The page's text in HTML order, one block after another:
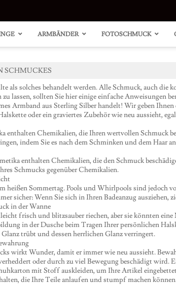
ARMBÄNDER FOTOSCHMUCK
SCHMUCKES
als solches behandelt werden. Alle Schmuck, auch
lassen, sollten Sie hier einige einfache Anweisungen
Armband aus Sterling Silber handelt! Wir geben
oder ein graviertes Zubehör wie neu aussieht,
enthalten Chemikalien, die Ihren wertvollen
indem Sie es nach dem Schminken und dem Haar
enthalten Chemikalien, die den Schmuck
Schmucks gegenüber Chemikalien.
heißen Sommertag. Pools und Whirlpools sind jedoch
sicher: Wenn Sie sich in Ihren Badeanzug ausziehen,
in der Wanne
frisch und blitzsauber riechen, aber sie könnten
in der Dusche beim Tragen Ihrer persönlichen
trübt und dessen herrlichen Glanz verringert.
wirkt Wunder, damit er immer wie neu aussieht.
oder durch zu viel Bewegung beschädigt
mit Stoff auskleiden, um Ihre Artikel
die Ihre Teile anlaufen und stumpf machen